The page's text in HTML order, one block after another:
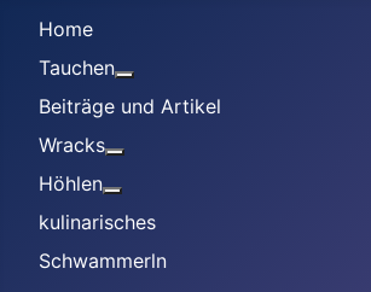
Home
Tauchen
Beiträge und Artikel
Wracks
Höhlen
kulinarisches
Schwammerln